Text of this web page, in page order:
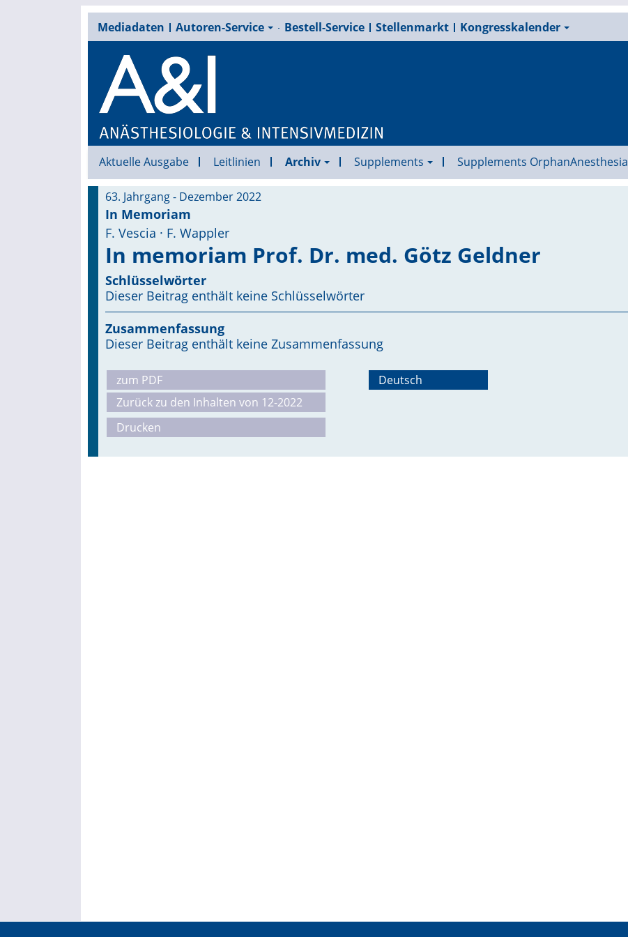
Mediadaten Autoren-Service Bestell-Service Stellenmarkt Kongresskalender
Aktuelle Ausgabe Leitlinien Archiv Supplements Supplements OrphanAnesthesia
63. Jahrgang - Dezember 2022
In Memoriam
F. Vescia · F. Wappler
In memoriam Prof. Dr. med. Götz Geldner
Schlüsselwörter
Dieser Beitrag enthält keine Schlüsselwörter
Zusammenfassung
Dieser Beitrag enthält keine Zusammenfassung
zum PDF
Zurück zu den Inhalten von 12-2022
Drucken
Deutsch